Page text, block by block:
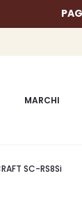
MARCHI
SC-RS8Si